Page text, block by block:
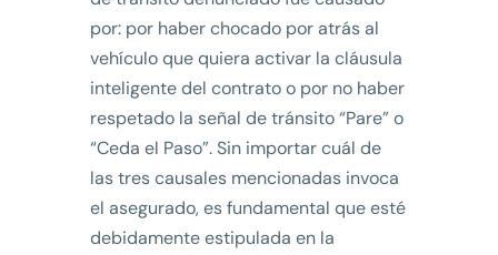
por: por haber chocado por atrás al
vehículo que quiera activar la cláusula
inteligente del contrato o por no haber
respetado la señal de tránsito “Pare” o
“Ceda el Paso”. Sin importar cuál de
las tres causales mencionadas invoca
el asegurado, es fundamental que esté
debidamente estipulada en la